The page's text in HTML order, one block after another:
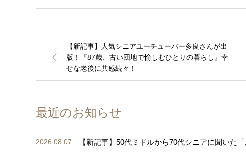
【新記事】人気シニアユーチューバー多良さんが出
版！『87歳、古い団地で愉しむひとりの暮らし』幸
せな老後に共感続々！
最近のお知らせ
2026.08.07 【新記事】50代ミドルから70代シニアに聞いた「